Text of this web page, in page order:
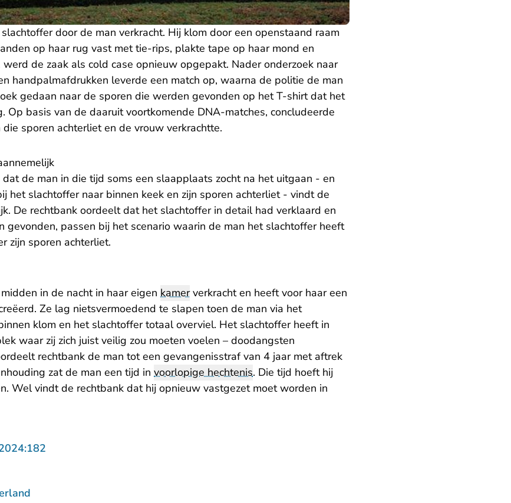
door de man verkracht. Hij klom door een openstaand raam
op haar rug vast met tie-rips, plakte tape op haar mond en
de zaak als cold case opnieuw opgepakt. Nader onderzoek naar
handpalmafdrukken leverde een match op, waarna de politie de man
gedaan naar de sporen die werden gevonden op het T-shirt dat het
Op basis van de daaruit voortkomende DNA-matches, concludeerde
sporen achterliet en de vrouw verkrachtte.
de man in die tijd soms een slaapplaats zocht na het uitgaan - en
het slachtoffer naar binnen keek en zijn sporen achterliet - vindt de
De rechtbank oordeelt dat het slachtoffer in detail had verklaard en
gevonden, passen bij het scenario waarin de man het slachtoffer heeft
zijn sporen achterliet.
in de nacht in haar eigen kamerverkracht en heeft voor haar een
Ze lag nietsvermoedend te slapen toen de man via het
klom en het slachtoffer totaal overviel. Het slachtoffer heeft in
waar zij zich juist veilig zou moeten voelen – doodangsten
rechtbank de man tot een gevangenisstraf van 4 jaar met aftrek
zat de man een tijd in voorlopige hechtenis. Die tijd hoeft hij
Wel vindt de rechtbank dat hij opnieuw vastgezet moet worden in